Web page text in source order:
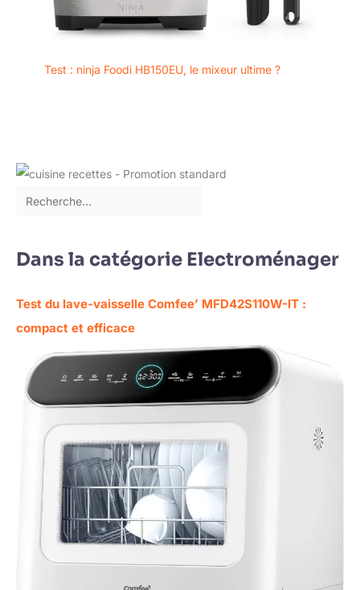
Test : ninja Foodi HB150EU, le mixeur ultime ?
Dans la catégorie Electroménager
Test du lave-vaisselle Comfee’ MFD42S110W-IT :
compact et efficace